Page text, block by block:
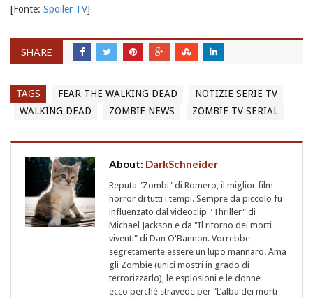
[Fonte: Spoiler TV]
SHARE
TAGS FEAR THE WALKING DEAD
NOTIZIE SERIE TV
WALKING DEAD
ZOMBIE NEWS ZOMBIE TV SERIAL
About: DarkSchneider
Reputa "Zombi" di Romero, il miglior film
horror di tutti i tempi. Sempre da piccolo fu
influenzato dal videoclip "Thriller" di
Michael Jackson e da "Il ritorno dei morti
viventi" di Dan O'Bannon. Vorrebbe
segretamente essere un lupo mannaro. Ama
gli Zombie (unici mostri in grado di
terrorizzarlo), le esplosioni e le donne…
ecco perché stravede per "L’alba dei morti